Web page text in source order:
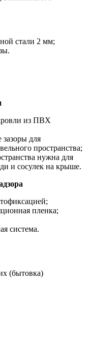
стали 2 мм;
из ПВХ
для
пространства;
нужна для
и сосулек на крыше.
пленка;
система.
(бытовка)